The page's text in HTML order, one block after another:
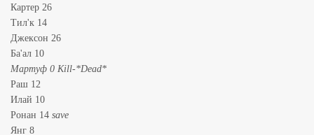
Картер 26
Тил'к 14
Джексон 26
Ба'ал 10
Мартуф 0 Kill-*Dead*
Раш 12
Илай 10
Ронан 14 save
Янг 8